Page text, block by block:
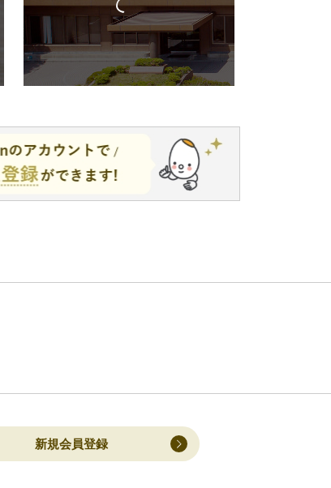
新規会員登録